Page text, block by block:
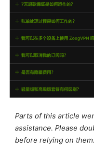
Parts of this article
assistance. Please
before relying on them.